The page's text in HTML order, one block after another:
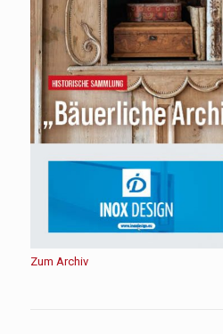
Zum Archiv